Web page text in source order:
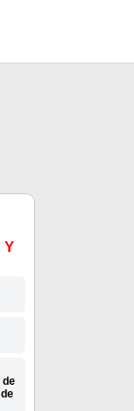
Y
de